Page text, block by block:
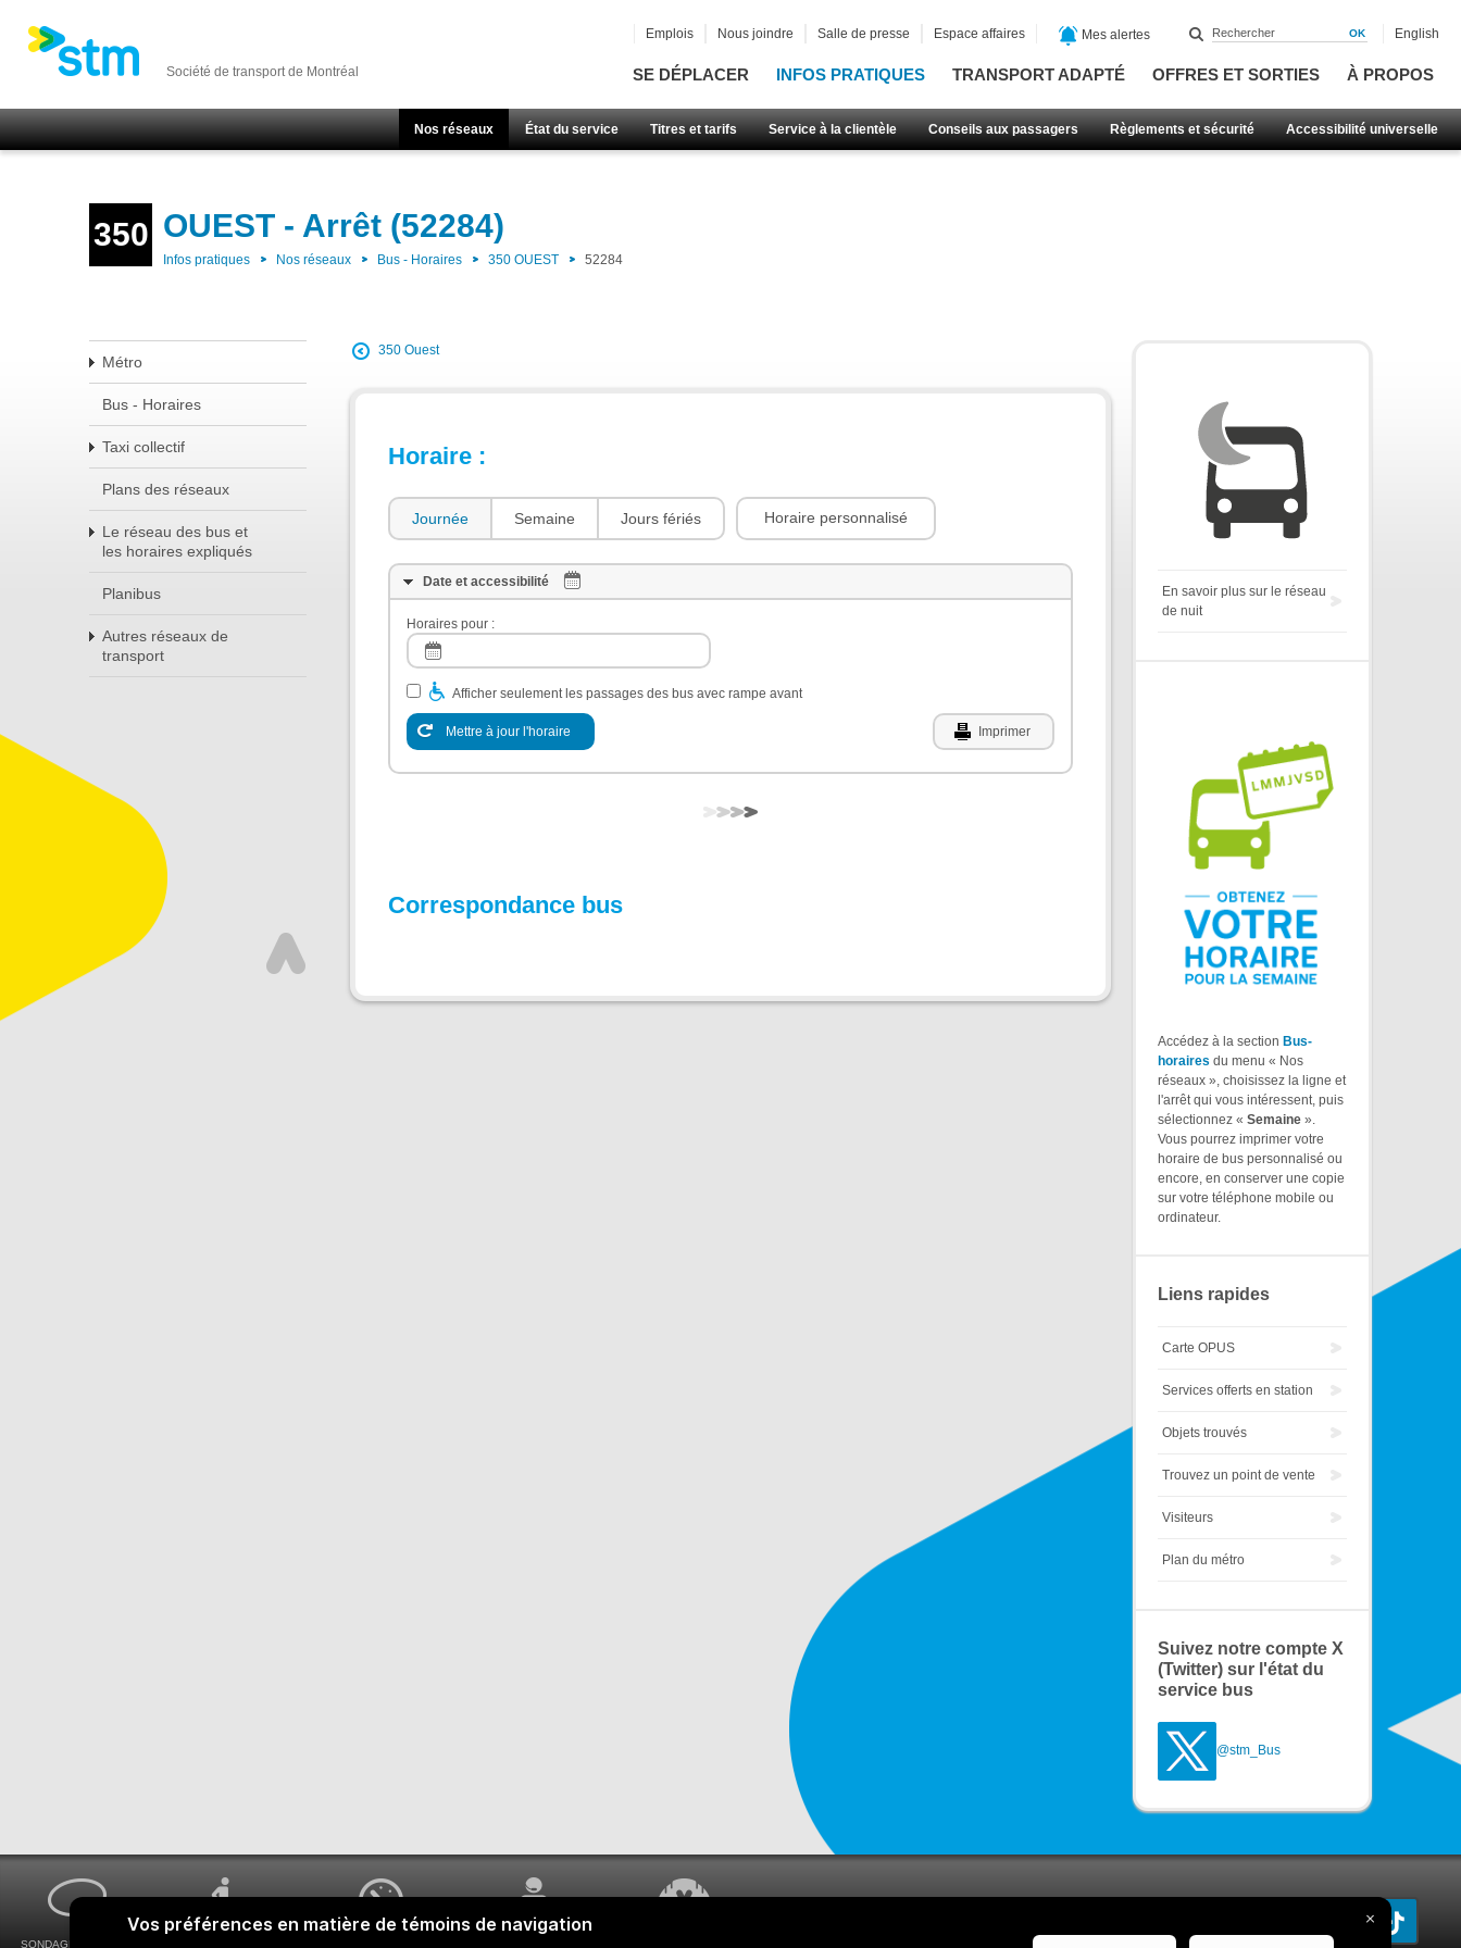
Société de transport de Montréal SE DÉPLACER INFOS PRATIQUES TRANSPORT ADAPTÉ OFFRES ET SORTIES À PROPOS
Nos réseaux État du service Titres et tarifs Service à la clientèle Conseils aux passagers Règlements et sécurité Accessibilité universelle
Emplois Nous joindre Salle de presse Espace affaires Mes alertes English
350 OUEST - Arrêt (52284)
Infos pratiques Nos réseaux Bus - Horaires 350 OUEST 52284
Métro
Bus - Horaires
Taxi collectif
Plans des réseaux
Le réseau des bus et
les horaires expliqués
Planibus
Autres réseaux de
transport
350 Ouest
Horaire :
Journée Semaine Jours fériés Horaire personnalisé
Date et accessibilité
Horaires pour :
Afficher seulement les passages des bus avec rampe avant
Mettre à jour l'horaire Imprimer
Correspondance bus
En savoir plus sur le réseau
de nuit
Accédez à la section Bus-
horaires du menu « Nos
réseaux », choisissez la ligne et
l'arrêt qui vous intéressent, puis
sélectionnez « Semaine ».
Vous pourrez imprimer votre
horaire de bus personnalisé ou
encore, en conserver une copie
sur votre téléphone mobile ou
ordinateur.
Liens rapides
Carte OPUS
Services offerts en station
Objets trouvés
Trouvez un point de vente
Visiteurs
Plan du métro
Suivez notre compte X
(Twitter) sur l'état du
service bus
@stm_Bus
SONDAGES MA VOIX